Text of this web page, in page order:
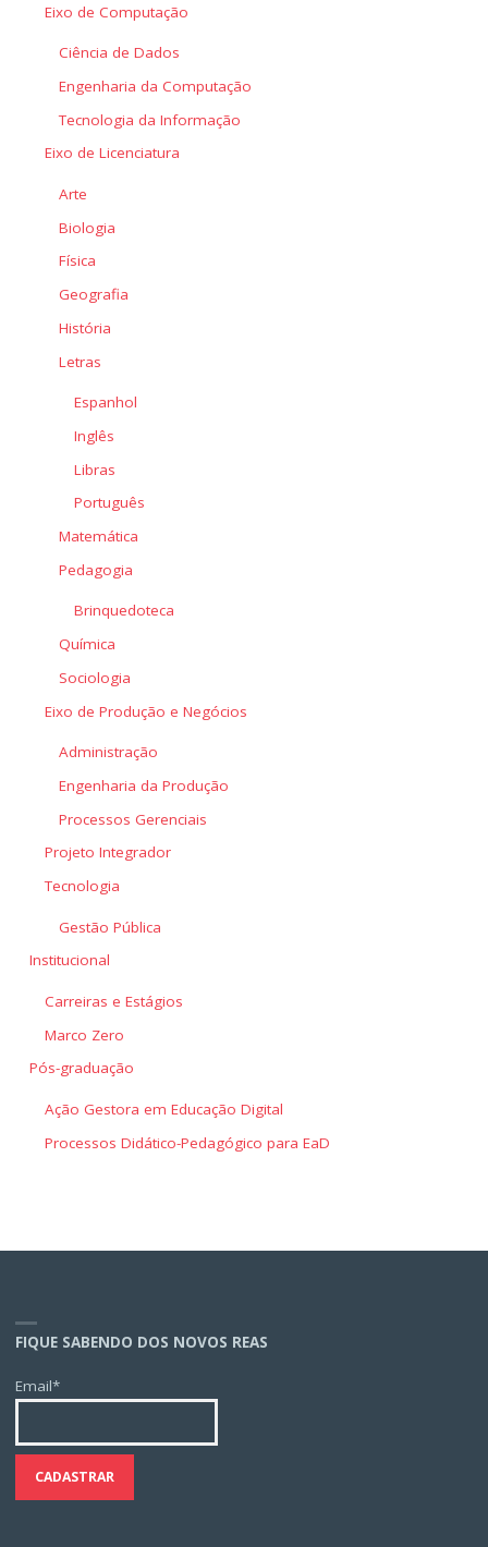
Eixo de Computação
Ciência de Dados
Engenharia da Computação
Tecnologia da Informação
Eixo de Licenciatura
Arte
Biologia
Física
Geografia
História
Letras
Espanhol
Inglês
Libras
Português
Matemática
Pedagogia
Brinquedoteca
Química
Sociologia
Eixo de Produção e Negócios
Administração
Engenharia da Produção
Processos Gerenciais
Projeto Integrador
Tecnologia
Gestão Pública
Institucional
Carreiras e Estágios
Marco Zero
Pós-graduação
Ação Gestora em Educação Digital
Processos Didático-Pedagógico para EaD
FIQUE SABENDO DOS NOVOS REAS
Email*